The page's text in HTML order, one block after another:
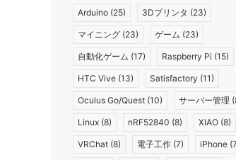
Arduino (25) 3Dプリンタ (23)
マイニング (23) ゲーム (23)
自動化ゲーム (17) Raspberry Pi (15)
HTC Vive (13) Satisfactory (11)
Oculus Go/Quest (10) サーバー管理
Linux (8) nRF52840 (8) XIAO (8)
VRChat (8) 電子工作 (7) iPhone